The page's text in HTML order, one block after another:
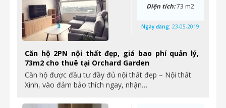
Căn hộ 2PN nội thất đẹp, giá bao phí quản lý,
73m2 cho thuê tại Orchard Garden
Căn hộ được đầu tư đầy đủ nội thất đẹp – Nội thất
Xinh, vào đảm bảo thích ngay, nhận…
Diện tích:73 m2
Ngày đăng: 23-05-2019